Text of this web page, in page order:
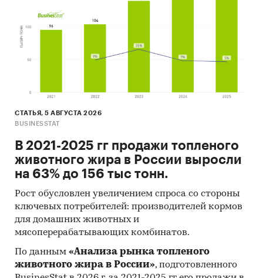
СТАТЬЯ, 5 АВГУСТА 2026
BUSINESSTAT
В 2021-2025 гг продажи топленого
животного жира в России выросли
на 63% до 156 тыс тонн.
Рост обусловлен увеличением спроса со стороны
ключевых потребителей: производителей кормов
для домашних животных и
мясоперерабатывающих комбинатов.
По данным «Анализа рынка топленого
животного жира в России», подготовленного